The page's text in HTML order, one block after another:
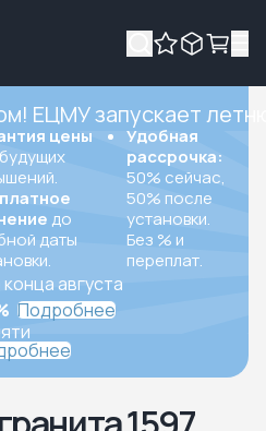
ЕЦМУ запускает
цены
до
даты
Удобная
рассрочка:
50% сейчас,
50% после
установки.
Без % и
переплат.
августа
Подробнее